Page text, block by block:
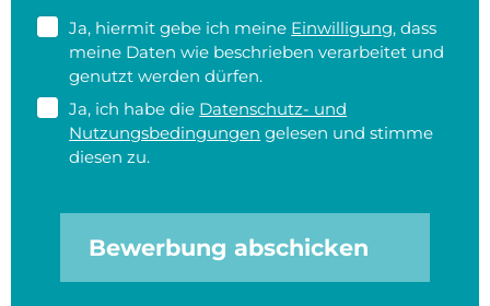
Ja, hiermit gebe ich meine Einwilligung, dass
meine Daten wie beschrieben verarbeitet und
genutzt werden dürfen.
Ja, ich habe die Datenschutz- und
Nutzungsbedingungen gelesen und stimme
diesen zu.
Bewerbung abschicken